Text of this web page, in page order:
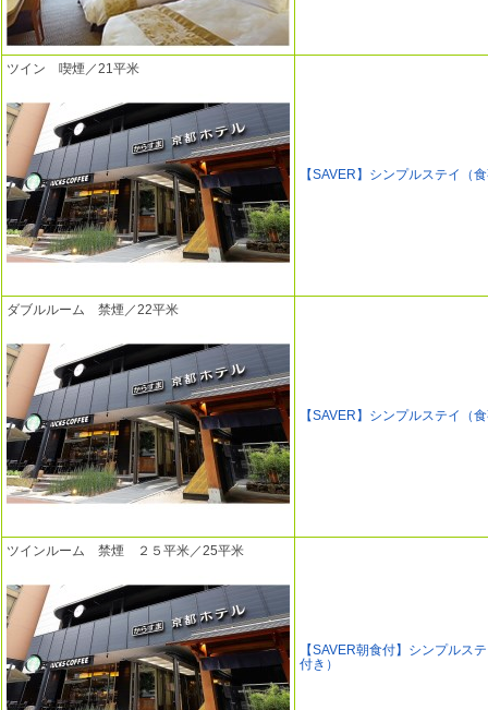
ツイン 喫煙／21平米
【SAVER】シンプルステイ（
ダブルルーム 禁煙／22平米
【SAVER】シンプルステイ（
ツインルーム 禁煙 ２５平米／25平米
【SAVER朝食付】シンプルス
付き）